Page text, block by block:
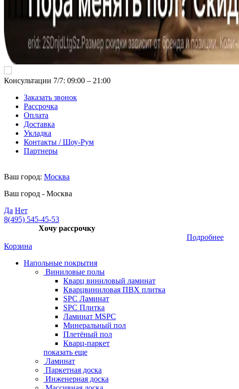
Консультации 7/7: 09:00 ‒ 21:00
Заказать звонок
Рассрочка
Оплата
Доставка
Укладка
Контакты / Шоу-Рум
Партнеры
Ваш город: Москва
Ваш город - Москва
Да Нет
8(495) 545-45-53
Хочу рассрочку
Подробнее
Корзина
Напольные покрытия
Виниловые полы
Кварц виниловый ламинат
Кварцвиниловая ПВХ плитка
SPC Ламинат
SPC Плитка
Ламинат MSPC
Минеральный пол
Плетёный пол
Кварц-паркет
показать еще
Ламинат
Паркетная доска
Инженерная доска